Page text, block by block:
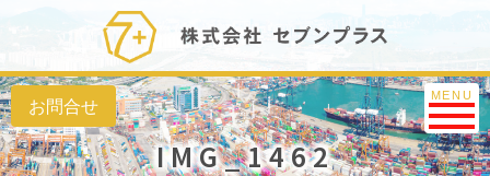
Toggle
MENU
IMG_1462